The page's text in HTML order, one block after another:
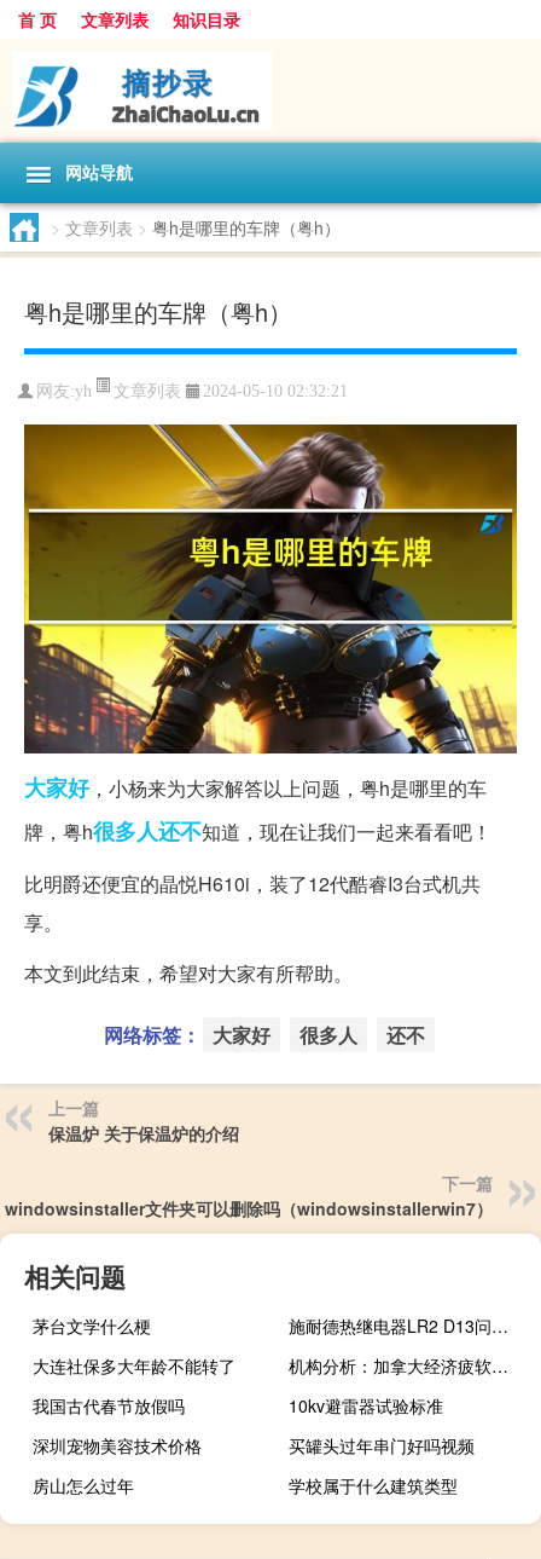
首 页 文章列表 知识目录
网站导航
> 文章列表 > 粤h是哪里的车牌（粤h）
粤h是哪里的车牌（粤h）
网友:yh 文章列表 2024-05-10 02:32:21
大家好，小杨来为大家解答以上问题，粤h是哪里的车
牌，粤h很多人还不知道，现在让我们一起来看看吧！
比明爵还便宜的晶悦H610i，装了12代酷睿I3台式机共
享。
本文到此结束，希望对大家有所帮助。
网络标签： 大家好 很多人 还不
上一篇
保温炉 关于保温炉的介绍
下一篇
windowsinstaller文件夹可以删除吗（windowsinstallerwin7）
相关问题
茅台文学什么梗
施耐德热继电器LR2 D13问题 继电器施耐德电气
大连社保多大年龄不能转了
机构分析：加拿大经济疲软源于短期冲击影响
我国古代春节放假吗
10kv避雷器试验标准
深圳宠物美容技术价格
买罐头过年串门好吗视频
房山怎么过年
学校属于什么建筑类型